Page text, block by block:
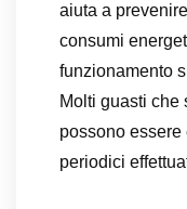
aiuta a
consumi
funzionamento
Molti guasti che
possono
periodici